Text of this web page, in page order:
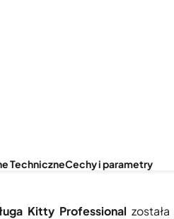
TechniczneCechy i parametry
Kitty Professional